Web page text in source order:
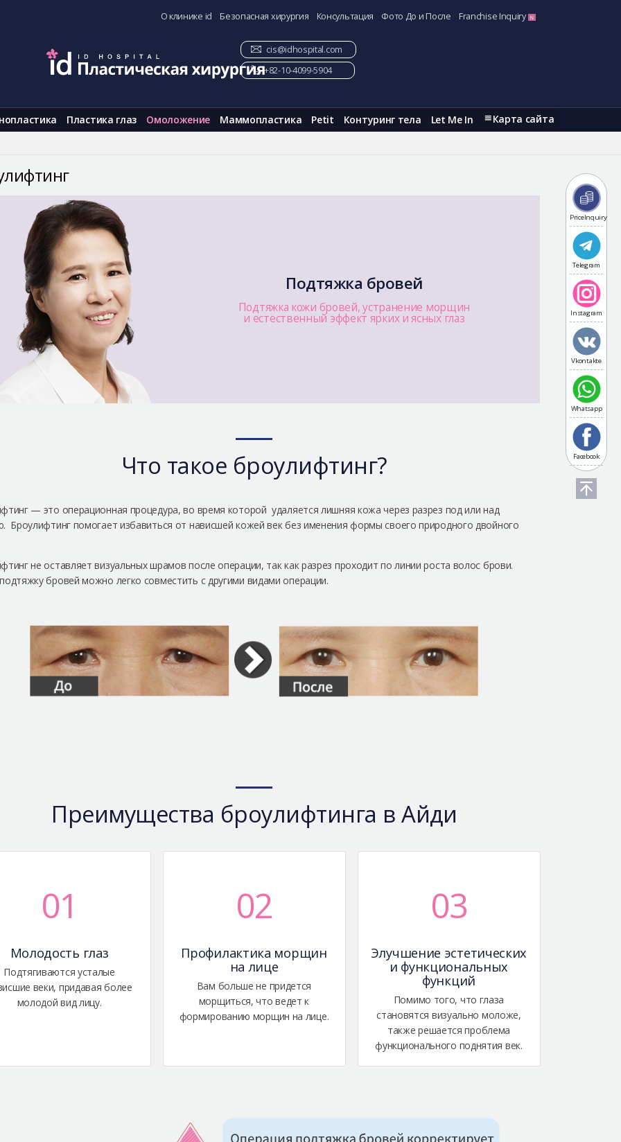
О клинике id Безопасная хирургия Консультация Фото До и После Franchise Inquiry
Пластика глаз Омоложение Маммопластика Petit Контуринг тела Let Me In Карта сайта
cis@idhospital.com
+82-10-4099-5904
PriceInquiry
Telegram
Instagram
Vkontakte
Whatsapp
Facebook
Подтяжка бровей
Подтяжка кожи бровей, устранение морщин
и естественный эффект ярких и ясных глаз
Что такое броулифтинг?
— это операционная процедура, во время которой удаляется лишняя кожа через разрез под или над
Броулифтинг помогает избавиться от нависшей кожей век без именения формы своего природного двойного
не оставляет визуальных шрамов после операции, так как разрез проходит по линии роста волос брови.
бровей можно легко совместить с другими видами операции.
Преимущества броулифтинга в Айди
01
Молодость глаз
Подтягиваются усталые
веки, придавая более
молодой вид лицу.
02
Профилактика морщин
на лице
Вам больше не придется
морщиться, что ведет к
формированию морщин на лице.
03
Элучшение эстетических
и функциональных
функций
Помимо того, что глаза
становятся визуально моложе,
также решается проблема
функционального поднятия век.